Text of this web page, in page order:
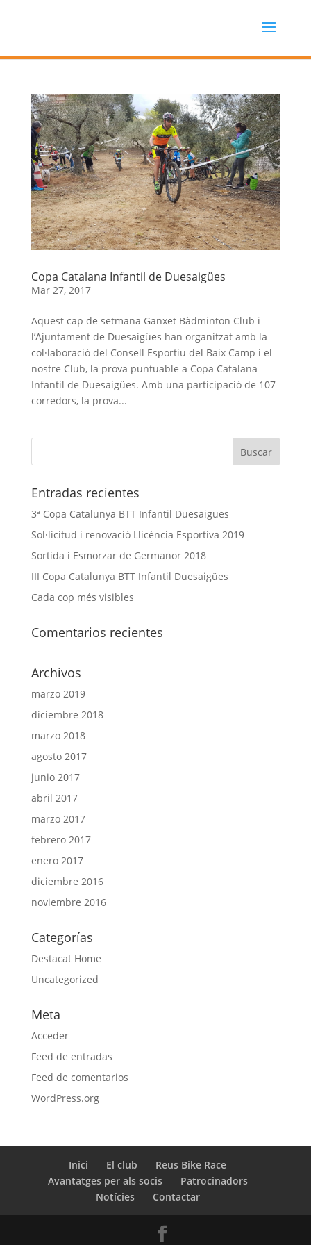
Copa Catalana Infantil de Duesaigües
Mar 27, 2017
Aquest cap de setmana Ganxet Bàdminton Club i
l’Ajuntament de Duesaigües han organitzat amb la
col·laboració del Consell Esportiu del Baix Camp i el
nostre Club, la prova puntuable a Copa Catalana
Infantil de Duesaigües. Amb una participació de 107
corredors, la prova...
Entradas recientes
3ª Copa Catalunya BTT Infantil Duesaigües
Sol·licitud i renovació Llicència Esportiva 2019
Sortida i Esmorzar de Germanor 2018
III Copa Catalunya BTT Infantil Duesaigües
Cada cop més visibles
Comentarios recientes
Archivos
marzo 2019
diciembre 2018
marzo 2018
agosto 2017
junio 2017
abril 2017
marzo 2017
febrero 2017
enero 2017
diciembre 2016
noviembre 2016
Categorías
Destacat Home
Uncategorized
Meta
Acceder
Feed de entradas
Feed de comentarios
WordPress.org
Inici El club
Reus Bike Race
Avantatges per als socis
Patrocinadors
Notícies
Contactar